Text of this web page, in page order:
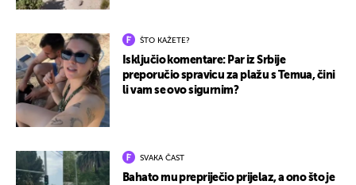
ŠTO KAŽETE?
Isključio komentare: Par iz Srbije
preporučio spravicu za plažu s Temua, čini
li vam se ovo sigurnim?
SVAKA ČAST
Bahato mu prepriječio prijelaz, a ono što je